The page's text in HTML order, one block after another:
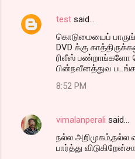
test said…
கொடுமையைப்
DVD க்கு
ரிலீஸ் பண்றாங்களோ
பின்நவீனத்துவ
8:52 PM
vimalanperali said…
நல்ல அறிமுகம்,நல்ல
பார்த்து